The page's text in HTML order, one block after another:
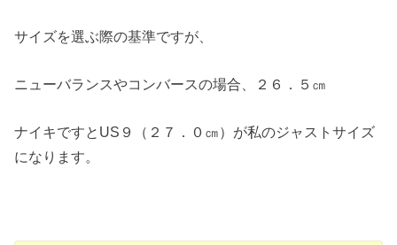
サイズを選ぶ際の基準ですが、
ニューバランスやコンバースの場合、２６．５㎝
ナイキですとUS９（２７．０㎝）が私のジャストサイズ
になります。